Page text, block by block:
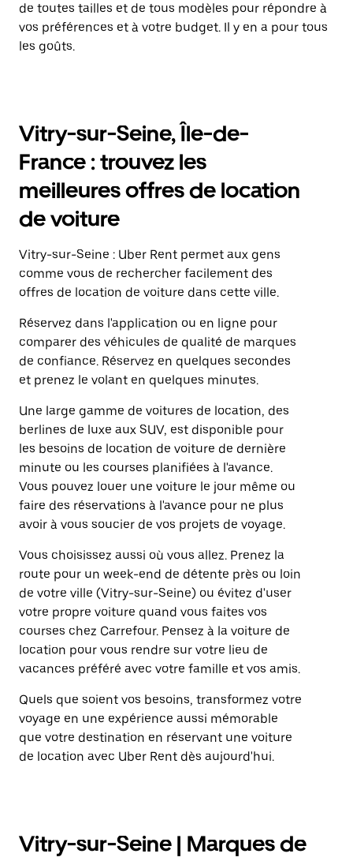
de toutes tailles et de tous modèles pour répondre à
vos préférences et à votre budget. Il y en a pour tous
les goûts.
Vitry-sur-Seine, Île-de-
France : trouvez les
meilleures offres de location
de voiture
Vitry-sur-Seine : Uber Rent permet aux gens
comme vous de rechercher facilement des
offres de location de voiture dans cette ville.
Réservez dans l'application ou en ligne pour
comparer des véhicules de qualité de marques
de confiance. Réservez en quelques secondes
et prenez le volant en quelques minutes.
Une large gamme de voitures de location, des
berlines de luxe aux SUV, est disponible pour
les besoins de location de voiture de dernière
minute ou les courses planifiées à l'avance.
Vous pouvez louer une voiture le jour même ou
faire des réservations à l'avance pour ne plus
avoir à vous soucier de vos projets de voyage.
Vous choisissez aussi où vous allez. Prenez la
route pour un week-end de détente près ou loin
de votre ville (Vitry-sur-Seine) ou évitez d'user
votre propre voiture quand vous faites vos
courses chez Carrefour. Pensez à la voiture de
location pour vous rendre sur votre lieu de
vacances préféré avec votre famille et vos amis.
Quels que soient vos besoins, transformez votre
voyage en une expérience aussi mémorable
que votre destination en réservant une voiture
de location avec Uber Rent dès aujourd'hui.
Vitry-sur-Seine | Marques de